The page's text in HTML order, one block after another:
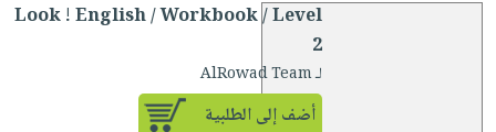
Look ! English / Workbook / Level
2
لـ AlRowad Team
أضف إلى الطلبية